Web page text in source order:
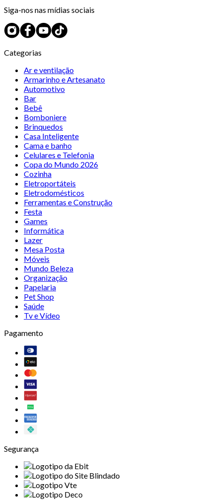
Siga-nos nas mídias sociais
Categorias
Ar e ventilação
Armarinho e Artesanato
Automotivo
Bar
Bebê
Bomboniere
Brinquedos
Casa Inteligente
Cama e banho
Celulares e Telefonia
Copa do Mundo 2026
Cozinha
Eletroportáteis
Eletrodomésticos
Ferramentas e Construção
Festa
Games
Informática
Lazer
Mesa Posta
Móveis
Mundo Beleza
Organização
Papelaria
Pet Shop
Saúde
Tv e Vídeo
Pagamento
Segurança